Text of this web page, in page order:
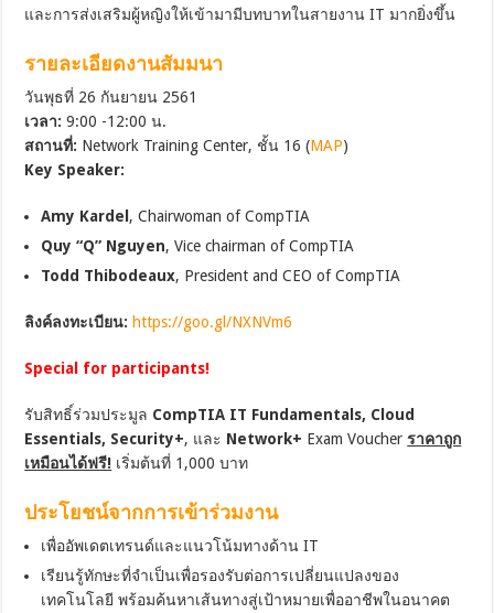
และการส่งเสริมผู้หญิงให้เข้ามามีบทบาทในสายงาน IT มากยิ่งขึ้น
รายละเอียดงานสัมมนา
วันพุธที่ 26 กันยายน 2561
เวลา: 9:00 -12:00 น.
สถานที่: Network Training Center, ชั้น 16 (MAP)
Key Speaker:
Amy Kardel , Chairwoman of CompTIA
Quy “Q” Nguyen, Vice chairman of CompTIA
Todd Thibodeaux, President and CEO of CompTIA
ลิงค์ลงทะเบียน: https://goo.gl/NXNVm6
Special for participants!
รับสิทธิ์ร่วมประมูล CompTIA IT Fundamentals, Cloud
Essentials, Security+, และ Network+ Exam Voucherราคาถูก
เหมือนได้ฟรี! เริ่มต้นที่ 1,000 บาท
ประโยชน์จากการเข้าร่วมงาน
เพื่ออัพเดตเทรนด์และแนวโน้มทางด้าน IT
เรียนรู้ทักษะที่จำเป็นเพื่อรองรับต่อการเปลี่ยนแปลงของ
เทคโนโลยี พร้อมค้นหาเส้นทางสู่เป้าหมายเพื่ออาชีพในอนาคต